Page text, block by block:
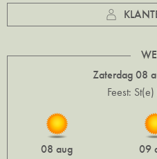
Zaterdag 08
Feest:
08 aug 09